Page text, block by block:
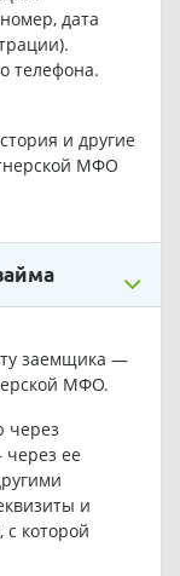
дата
телефона.
и другие
МФО
заемщика —
МФО.
через
ее
и
которой